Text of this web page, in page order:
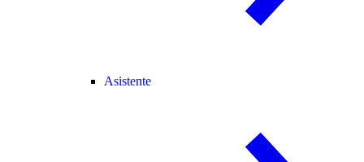
Asistente